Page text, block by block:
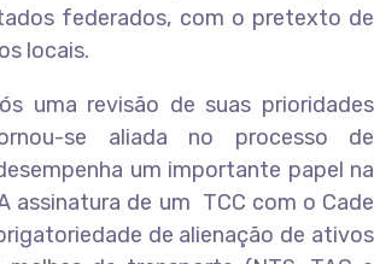
federados, com o pretexto de
locais.
uma revisão de suas prioridades
se aliada no processo de
um importante papel na
assinatura de um TCC com o Cade
de alienação de ativos